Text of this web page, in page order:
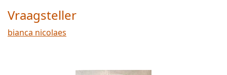
Vraagsteller
bianca nicolaes